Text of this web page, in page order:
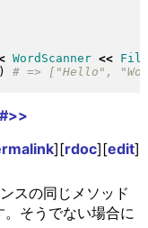
WordScanner <<
File
)
][rdoc][edit]
スの同じメソッド
そうでない場合に